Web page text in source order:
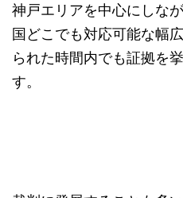
神戸エリアを中心にしな
国どこでも対応可能な幅
られた時間内でも証拠を
す。